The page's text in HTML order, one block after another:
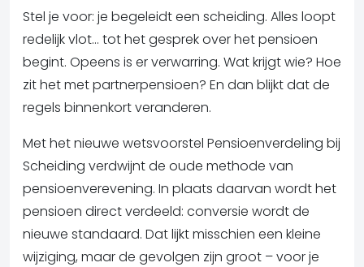
Stel je voor: je begeleidt een scheiding. Alles loopt
redelijk vlot… tot het gesprek over het pensioen
begint. Opeens is er verwarring. Wat krijgt wie? Hoe
zit het met partnerpensioen? En dan blijkt dat de
regels binnenkort veranderen.
Met het nieuwe wetsvoorstel Pensioenverdeling bij
Scheiding verdwijnt de oude methode van
pensioenverevening. In plaats daarvan wordt het
pensioen direct verdeeld: conversie wordt de
nieuwe standaard. Dat lijkt misschien een kleine
wijziging, maar de gevolgen zijn groot – voor je